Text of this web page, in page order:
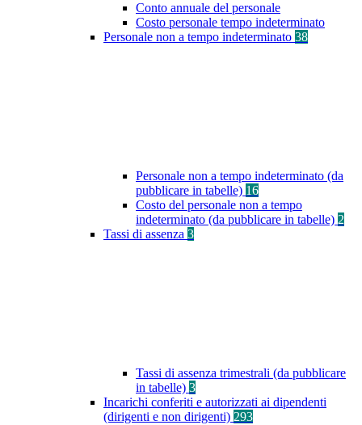
Conto annuale del personale
Costo personale tempo indeterminato
Personale non a tempo indeterminato 38
Personale non a tempo indeterminato (da
pubblicare in tabelle) 16
Costo del personale non a tempo
indeterminato (da pubblicare in tabelle) 2
Tassi di assenza 3
Tassi di assenza trimestrali (da pubblicare
in tabelle) 3
Incarichi conferiti e autorizzati ai dipendenti
(dirigenti e non dirigenti) 293